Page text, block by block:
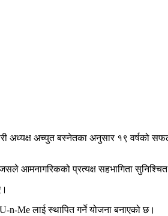
अच्युत बस्नेतका अनुसार १९ वर्षको सफल
आमनागरिकको प्रत्यक्ष सहभागिता
U-n-Me लाई स्थापित गर्ने योजना बनाएको छ।